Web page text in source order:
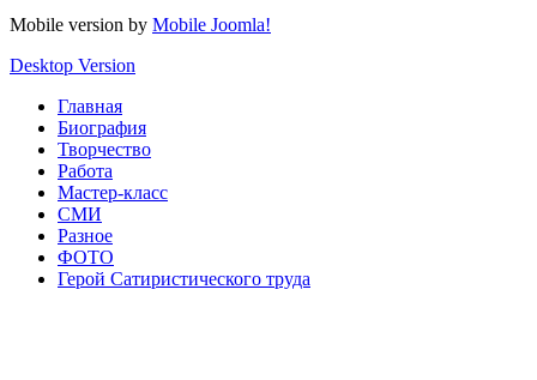
Mobile version by Mobile Joomla!
Desktop Version
Главная
Биография
Творчество
Работа
Мастер-класс
СМИ
Разное
ФОТО
Герой Сатиристического труда